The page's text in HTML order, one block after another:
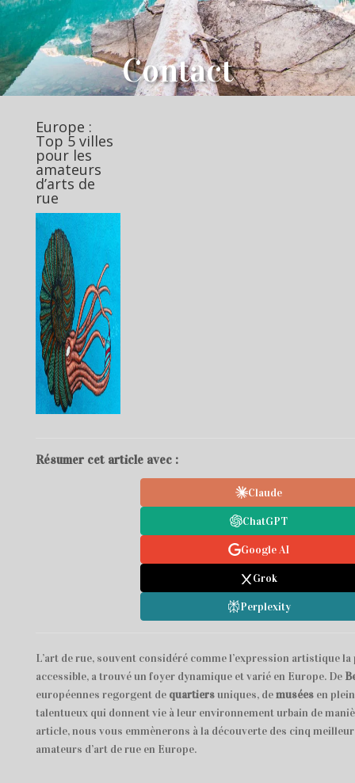
Contact
Europe :
Top 5 villes
pour les
amateurs
d’arts de
rue
Résumer cet article avec :
Claude
ChatGPT
Google AI
Grok
Perplexity
L’art de rue, souvent considéré comme l’expression artistique
accessible, a trouvé un foyer dynamique et varié en Europe. De
européennes regorgent de quartiersuniques, demuséesen plein
talentueux qui donnent vie à leur environnement urbain de
article, nous vous emmènerons à la découverte des cinq
amateurs d’art de rue en Europe.